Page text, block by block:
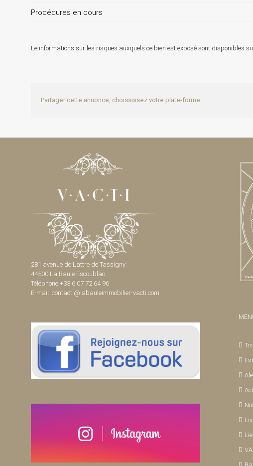
Procédures en cours
Le informations sur les risques auxquels ce bien est exposé sont disponibles
Partager cette annonce, choississez votre plate-forme
281 avenue de Lattre de Tassigny
44500 La Baule Escoublac
Téléphone +33 6 07 72 64 96
E-mail :contact @labauleimmobilier-vacti.com